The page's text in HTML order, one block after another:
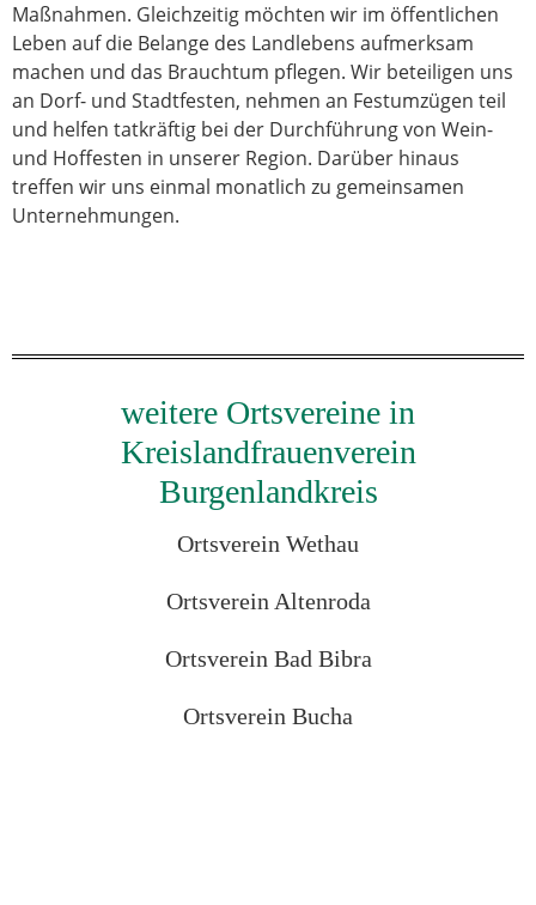
Maßnahmen. Gleichzeitig möchten wir im öffentlichen
Leben auf die Belange des Landlebens aufmerksam
machen und das Brauchtum pflegen. Wir beteiligen uns
an Dorf- und Stadtfesten, nehmen an Festumzügen teil
und helfen tatkräftig bei der Durchführung von Wein-
und Hoffesten in unserer Region. Darüber hinaus
treffen wir uns einmal monatlich zu gemeinsamen
Unternehmungen.
weitere Ortsvereine in
Kreislandfrauenverein
Burgenlandkreis
Ortsverein Wethau
Ortsverein Altenroda
Ortsverein Bad Bibra
Ortsverein Bucha